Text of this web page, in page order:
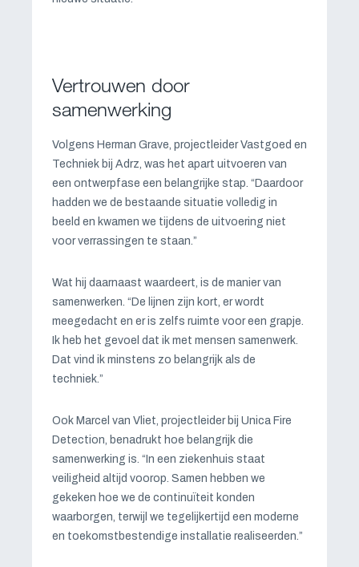
Vertrouwen door
samenwerking
Volgens Herman Grave, projectleider Vastgoed en
Techniek bij Adrz, was het apart uitvoeren van
een ontwerpfase een belangrijke stap. “Daardoor
hadden we de bestaande situatie volledig in
beeld en kwamen we tijdens de uitvoering niet
voor verrassingen te staan.”
Wat hij daarnaast waardeert, is de manier van
samenwerken. “De lijnen zijn kort, er wordt
meegedacht en er is zelfs ruimte voor een grapje.
Ik heb het gevoel dat ik met mensen samenwerk.
Dat vind ik minstens zo belangrijk als de
techniek.”
Ook Marcel van Vliet, projectleider bij Unica Fire
Detection, benadrukt hoe belangrijk die
samenwerking is. “In een ziekenhuis staat
veiligheid altijd voorop. Samen hebben we
gekeken hoe we de continuïteit konden
waarborgen, terwijl we tegelijkertijd een moderne
en toekomstbestendige installatie realiseerden.”